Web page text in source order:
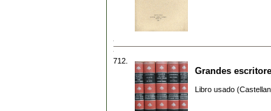
712.
Grandes
Libro usado